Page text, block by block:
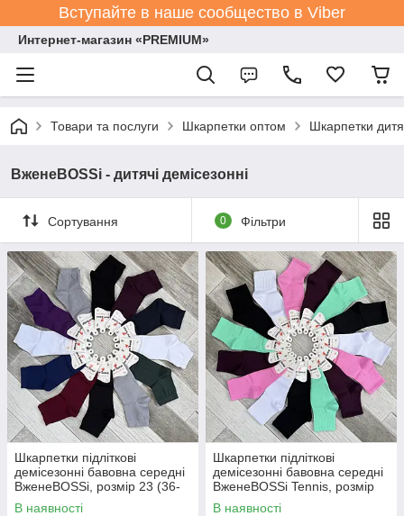
Вступайте в наше сообщество в Viber
Интернет-магазин «PREMIUM»
Товари та послуги Шкарпетки оптом Шкарпетки
ВженеBOSSі - дитячі демісезонні
Сортування 0 Фільтри
Шкарпетки підліткові
демісезонні бавовна середні
ВженеBOSSі, розмір 23 (36-
38), асорті, 012825
В наявності
Шкарпетки підліткові
демісезонні бавовна середні
ВженеBOSSі Tennis, розмір
23 (36-38), асорті, 012879
В наявності